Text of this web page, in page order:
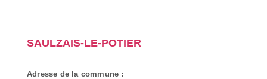
SAULZAIS-LE-POTIER
Adresse de la commune :